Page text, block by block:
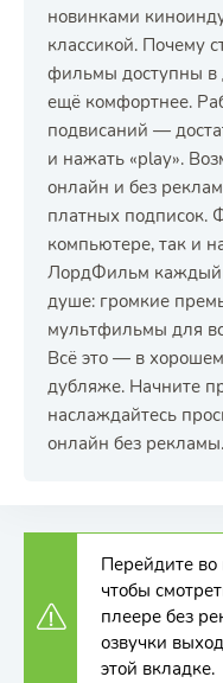
новинками
классикой. Почему
фильмы доступны в
ещё комфортнее.
подвисаний —
и нажать «play».
онлайн и без
платных подписок.
компьютере, так и
ЛордФильм каждый
душе: громкие
мультфильмы для
Всё это — в
дубляже. Начните
наслаждайтесь
онлайн без рекламы.
Перейдите во
чтобы
плеере без
озвучки
этой вкладке.